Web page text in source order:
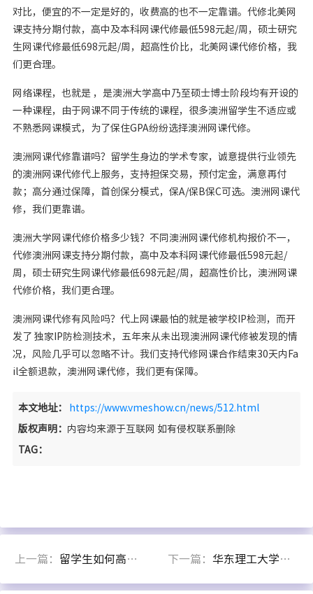
对比，便宜的不一定是好的，收费高的也不一定靠谱。代修北美网
课支持分期付款，高中及本科网课代修最低598元起/周，硕士研究
生网课代修最低698元起/周，超高性价比，北美网课代修价格，我
们更合理。
网络课程，也就是 ，是澳洲大学高中乃至硕士博士阶段均有开设的
一种课程，由于网课不同于传统的课程，很多澳洲留学生不适应或
不熟悉网课模式，为了保住GPA纷纷选择澳洲网课代修。
澳洲网课代修靠谱吗？留学生身边的学术专家，诚意提供行业领先
的澳洲网课代修代上服务，支持担保交易，预付定金，满意再付
款；高分通过保障，首创保分模式，保A/保B保C可选。澳洲网课代
修，我们更靠谱。
澳洲大学网课代修价格多少钱？不同澳洲网课代修机构报价不一，
代修澳洲网课支持分期付款，高中及本科网课代修最低598元起/
周，硕士研究生网课代修最低698元起/周，超高性价比，澳洲网课
代修价格，我们更合理。
澳洲网课代修有风险吗？代上网课最怕的就是被学校IP检测，而开
发了 独家IP防检测技术，五年来从未出现澳洲网课代修被发现的情
况，风险几乎可以忽略不计。我们支持代修网课合作结束30天内Fa
il全额退款，澳洲网课代修，我们更有保障。
本文地址： https://www.vmeshow.cn/news/512.html
版权声明： 内容均来源于互联网 如有侵权联系删除
TAG：
上一篇： 留学生如何高效传达网课代修需求？ 下一篇：华东理工大学网络教育课程免考代修什么意思？免试入学？